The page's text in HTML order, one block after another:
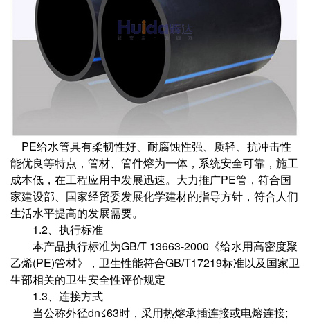
PE给水管具有柔韧性好、耐腐蚀性强、质轻、抗冲击性
能优良等特点，管材、管件熔为一体，系统安全可靠，施工
成本低，在工程应用中发展迅速。大力推广PE管，符合国
家建设部、国家经贸委发展化学建材的指导方针，符合人们
生活水平提高的发展需要。
1.2、执行标准
本产品执行标准为GB/T 13663-2000《给水用高密度聚
乙烯(PE)管材》，卫生性能符合GB/T17219标准以及国家卫
生部相关的卫生安全性评价规定
1.3、连接方式
当公称外径dn≤63时，采用热熔承插连接或电熔连接;